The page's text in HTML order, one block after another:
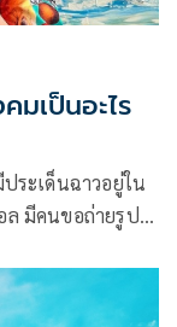
เป็นอะไร
ระเด็นฉาวอยู่ใน
มีคนขอถ่ายรูป
นนักร้อง ทั้งซ้อม
นี้สังคมกลับยกยอ